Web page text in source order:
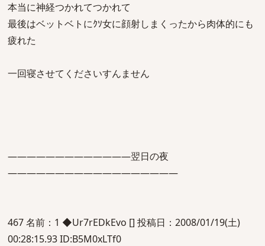
本当に神経つかれてつかれて
最後はベットベトにｸｿ女に顔射しまくったから肉体的にも
疲れた
一回寝させてくださいすんません
―――――――――――――翌日の夜
――――――――――――――――――
467 名前：1 ◆Ur7rEDkEvo [] 投稿日：2008/01/19(土)
00:28:15.93 ID:B5M0xLTf0